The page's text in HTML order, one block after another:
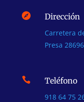
 Dirección
Carretera
Presa 28696
 Teléfono
918 64 75